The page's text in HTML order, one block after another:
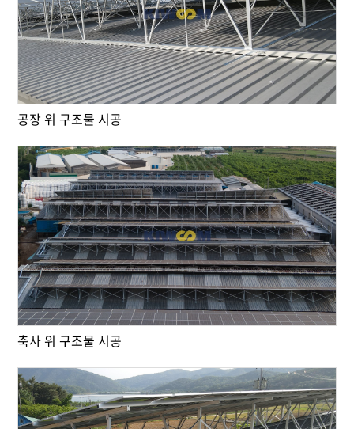
공장 위 구조물 시공
축사 위 구조물 시공